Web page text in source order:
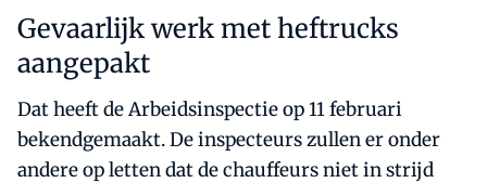
Gevaarlijk werk met heftrucks
aangepakt
Dat heeft de Arbeidsinspectie op 11 februari
bekendgemaakt. De inspecteurs zullen er onder
andere op letten dat de chauffeurs niet in strijd